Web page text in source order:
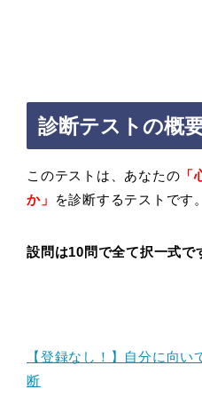
診断テストの概
このテストは、あなたの
か」
を診断するテストです。
設問は10問で全て択一式で
【登録なし！】自分に向
断